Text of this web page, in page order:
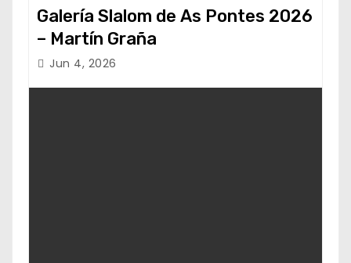
Galería Slalom de As Pontes 2026
– Martín Graña
Jun 4, 2026